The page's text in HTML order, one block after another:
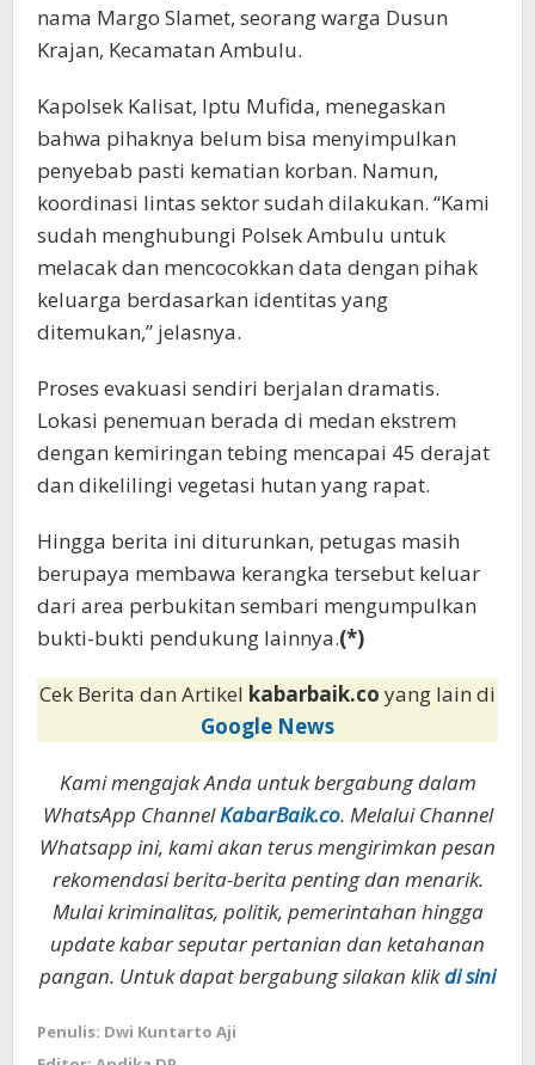
nama Margo Slamet, seorang warga Dusun
Krajan, Kecamatan Ambulu.
Kapolsek Kalisat, Iptu Mufida, menegaskan
bahwa pihaknya belum bisa menyimpulkan
penyebab pasti kematian korban. Namun,
koordinasi lintas sektor sudah dilakukan. “Kami
sudah menghubungi Polsek Ambulu untuk
melacak dan mencocokkan data dengan pihak
keluarga berdasarkan identitas yang
ditemukan,” jelasnya.
Proses evakuasi sendiri berjalan dramatis.
Lokasi penemuan berada di medan ekstrem
dengan kemiringan tebing mencapai 45 derajat
dan dikelilingi vegetasi hutan yang rapat.
Hingga berita ini diturunkan, petugas masih
berupaya membawa kerangka tersebut keluar
dari area perbukitan sembari mengumpulkan
bukti-bukti pendukung lainnya.(*)
Cek Berita dan Artikel kabarbaik.co yang lain di
Google News
Kami mengajak Anda untuk bergabung dalam
WhatsApp ChannelKabarBaik.co. Melalui Channel
Whatsapp ini, kami akan terus mengirimkan pesan
rekomendasi berita-berita penting dan menarik.
Mulai kriminalitas, politik, pemerintahan hingga
update kabar seputar pertanian dan ketahanan
pangan. Untuk dapat bergabung silakan klikdi sini
Penulis: Dwi Kuntarto Aji